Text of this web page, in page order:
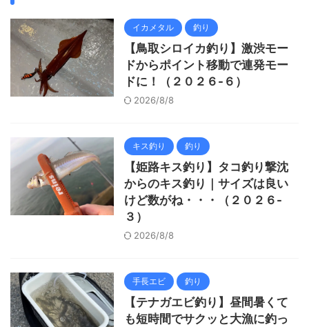
イカメタル 釣り
【鳥取シロイカ釣り】激渋モー
ドからポイント移動で連発モー
ドに！（２０２６-６）
2026/8/8
キス釣り 釣り
【姫路キス釣り】タコ釣り撃沈
からのキス釣り｜サイズは良い
けど数がね・・・（２０２６-
３）
2026/8/8
手長エビ 釣り
【テナガエビ釣り】昼間暑くて
も短時間でサクッと大漁に釣っ